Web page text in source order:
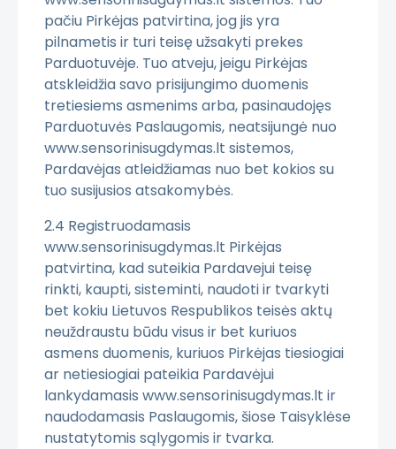
pačiu Pirkėjas patvirtina, jog jis yra
pilnametis ir turi teisę užsakyti prekes
Parduotuvėje. Tuo atveju, jeigu Pirkėjas
atskleidžia savo prisijungimo duomenis
tretiesiems asmenims arba, pasinaudojęs
Parduotuvės Paslaugomis, neatsijungė nuo
www.sensorinisugdymas.lt sistemos,
Pardavėjas atleidžiamas nuo bet kokios su
tuo susijusios atsakomybės.
2.4 Registruodamasis
www.sensorinisugdymas.lt Pirkėjas
patvirtina, kad suteikia Pardavejui teisę
rinkti, kaupti, sisteminti, naudoti ir tvarkyti
bet kokiu Lietuvos Respublikos teisės aktų
neuždraustu būdu visus ir bet kuriuos
asmens duomenis, kuriuos Pirkėjas tiesiogiai
ar netiesiogiai pateikia Pardavėjui
lankydamasis www.sensorinisugdymas.lt ir
naudodamasis Paslaugomis, šiose Taisyklėse
nustatytomis sąlygomis ir tvarka.